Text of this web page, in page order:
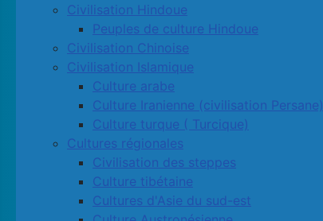
Civilisation Hindoue
Peuples de culture Hindoue
Civilisation Chinoise
Civilisation Islamique
Culture arabe
Culture Iranienne (civilisation Persane)
Culture turque ( Turcique)
Cultures régionales
Civilisation des steppes
Culture tibétaine
Cultures d'Asie du sud-est